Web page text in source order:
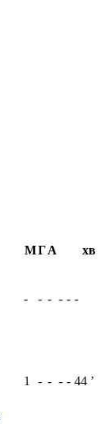
МГА хв
- - - - - -
1 - - - - 44 ʼ